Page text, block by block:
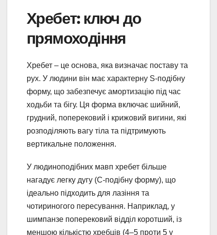
Хребет: ключ до
прямоходіння
Хребет – це основа, яка визначає поставу та
рух. У людини він має характерну S-подібну
форму, що забезпечує амортизацію під час
ходьби та бігу. Ця форма включає шийний,
грудний, поперековий і крижовий вигини, які
розподіляють вагу тіла та підтримують
вертикальне положення.
У людиноподібних мавп хребет більше
нагадує легку дугу (C-подібну форму), що
ідеально підходить для лазіння та
чотириногого пересування. Наприклад, у
шимпанзе поперековий відділ коротший, із
меншою кількістю хребців (4–5 проти 5 у